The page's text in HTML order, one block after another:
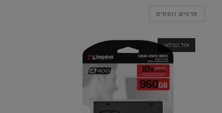
פרטים נוספים
אזל המלאי